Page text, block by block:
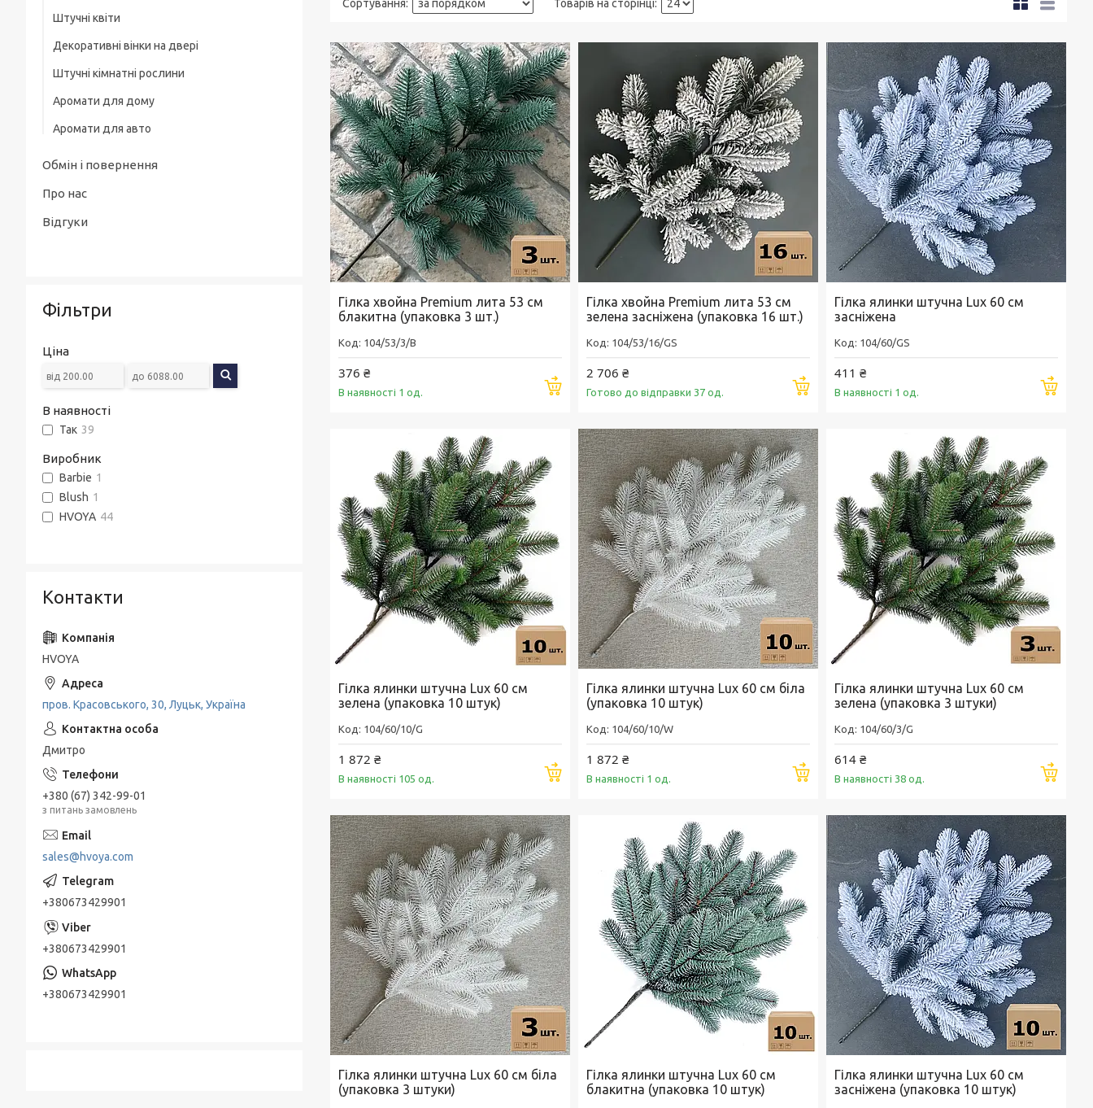
Гілка хвойна Premium лита 53 см
блакитна (упаковка 3 шт.)
104/53/3/B
376 ₴
В наявності 1 од. Купити
Гілка хвойна Premium лита 53 см
зелена засніжена (упаковка 16 шт.)
104/53/16/GS
2 706 ₴
Готово до відправки 37 од. Купити
Гілка ялинки штучна Lux 60 см
засніжена
104/60/GS
411 ₴
В наявності 1 од.
Гілка ялинки штучна Lux 60 см
зелена (упаковка 10 штук)
104/60/10/G
1 872 ₴
В наявності 105 од. Купити
Гілка ялинки штучна Lux 60 см біла
(упаковка 10 штук)
104/60/10/W
1 872 ₴
В наявності 1 од. Купити
Гілка ялинки штучна Lux 60 см
зелена (упаковка 3 штуки)
104/60/3/G
614 ₴
В наявності 38 од.
Гілка ялинки штучна Lux 60 см біла
(упаковка 3 штуки)
Гілка ялинки штучна Lux 60 см
блакитна (упаковка 10 штук)
Гілка ялинки штучна Lux 60 см
засніжена (упаковка 10 штук)
Штучні квіти
Декоративні вінки на двері
Штучні кімнатні рослини
Аромати для дому
Аромадифузори
Наповнювачі для дифузорів
Аромати для авто
Обмін і повернення
Про нас
Відгуки
Фільтри
Ціна
В наявності
Так 39
Виробник
Barbie 1
Blush 1
HVOYA 44
Контакти
HVOYA
пров. Красовського, 30, Луцьк, Україна
Дмитро
+380 (67) 342-99-01
з питань замовлень
sales@hvoya.com
+380673429901
+380673429901
+380673429901